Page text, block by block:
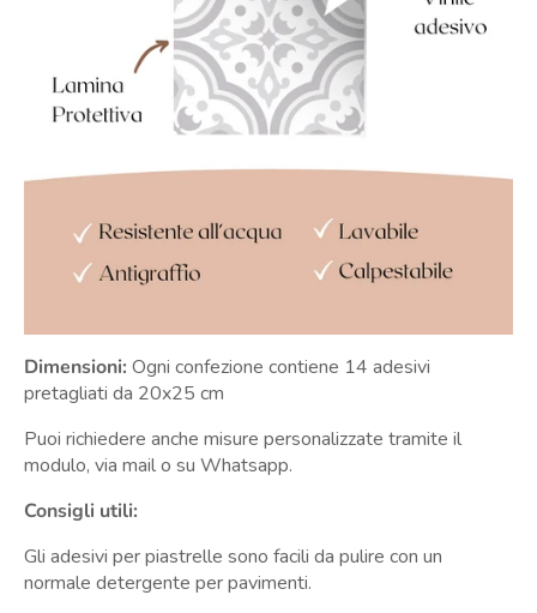
Dimensioni: Ogni confezione contiene 14 adesivi
pretagliati da 20x25 cm
Puoi richiedere anche misure personalizzate tramite il
modulo, via mail o su Whatsapp.
Consigli utili:
Gli adesivi per piastrelle sono facili da pulire con un
normale detergente per pavimenti.